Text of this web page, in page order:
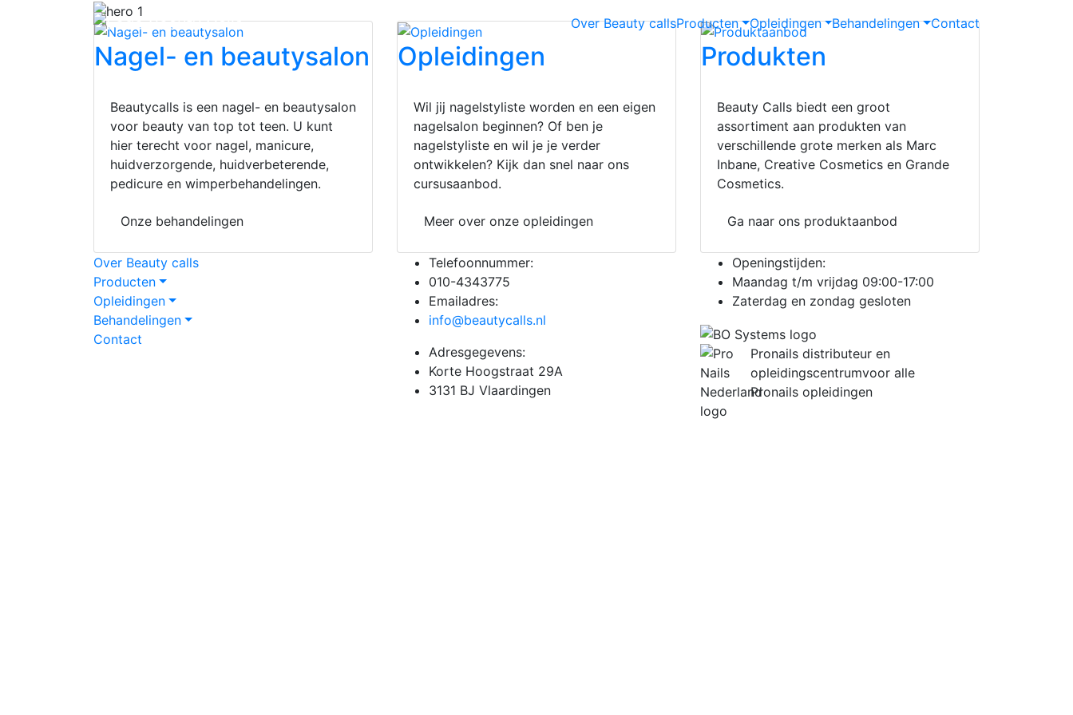
Over Beauty callsProducten Opleidingen Behandelingen Contact
Nagel- en beautysalon
Beautycalls is een nagel- en beautysalon
voor beauty van top tot teen. U kunt
hier terecht voor nagel, manicure,
huidverzorgende, huidverbeterende,
pedicure en wimperbehandelingen.
Onze behandelingen
Opleidingen
Wil jij nagelstyliste worden en een eigen
nagelsalon beginnen? Of ben je
nagelstyliste en wil je je verder
ontwikkelen? Kijk dan snel naar ons
cursusaanbod.
Meer over onze opleidingen
Produkten
Beauty Calls biedt een groot
assortiment aan produkten van
verschillende grote merken als Marc
Inbane, Creative Cosmetics en Grande
Cosmetics.
Ga naar ons produktaanbod
Over Beauty calls
Producten
Opleidingen
Behandelingen
Contact
Telefoonnummer:
010-4343775
Emailadres:
info@beautycalls.nl
Adresgegevens:
Korte Hoogstraat 29A
3131 BJ Vlaardingen
Openingstijden:
Maandag t/m vrijdag 09:00-17:00
Zaterdag en zondag gesloten
Pronails distributeur en
opleidingscentrumvoor alle
Pronails opleidingen